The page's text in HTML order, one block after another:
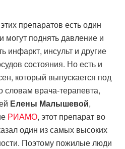
препаратов есть один
поднять давление и
инфаркт, инсульт и другие
состояния. Но есть и
который выпускается под
врача-терапевта,
Елены Малышевой,
РИАМО, этот препарат во
один из самых высоких
Поэтому пожилые люди